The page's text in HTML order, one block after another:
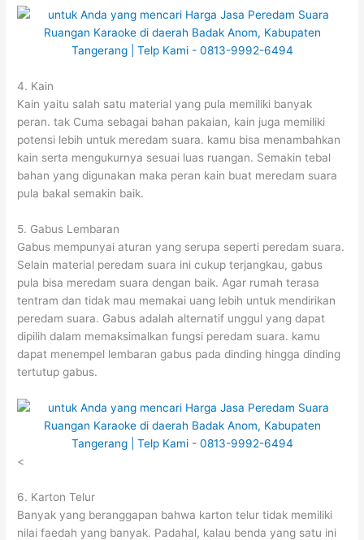
4. Kain
Kain yaitu salah satu material yang pula memiliki banyak
peran. tak Cuma sebagai bahan pakaian, kain juga memiliki
potensi lebih untuk meredam suara. kamu bisa menambahkan
kain serta mengukurnya sesuai luas ruangan. Semakin tebal
bahan yang digunakan maka peran kain buat meredam suara
pula bakal semakin baik.
5. Gabus Lembaran
Gabus mempunyai aturan yang serupa seperti peredam suara.
Selain material peredam suara ini cukup terjangkau, gabus
pula bisa meredam suara dengan baik. Agar rumah terasa
tentram dan tidak mau memakai uang lebih untuk mendirikan
peredam suara. Gabus adalah alternatif unggul yang dapat
dipilih dalam memaksimalkan fungsi peredam suara. kamu
dapat menempel lembaran gabus pada dinding hingga dinding
tertutup gabus.
<
6. Karton Telur
Banyak yang beranggapan bahwa karton telur tidak memiliki
nilai faedah yang banyak. Padahal, kalau benda yang satu ini